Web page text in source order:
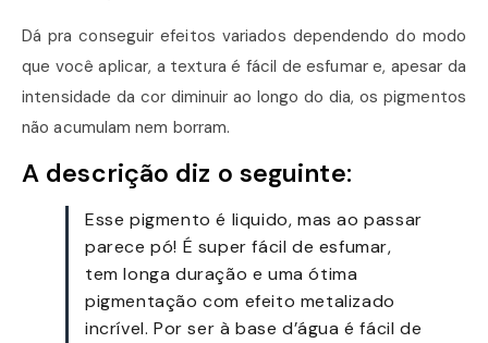
Dá pra conseguir efeitos variados dependendo do modo
que você aplicar, a textura é fácil de esfumar e, apesar da
intensidade da cor diminuir ao longo do dia, os pigmentos
não acumulam nem borram.
A descrição diz o seguinte:
Esse pigmento é liquido, mas ao passar
parece pó! É super fácil de esfumar,
tem longa duração e uma ótima
pigmentação com efeito metalizado
incrível. Por ser à base d’água é fácil de